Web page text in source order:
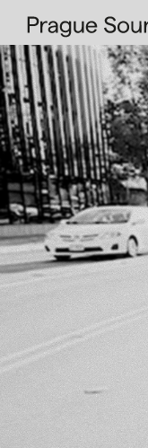
Facebook